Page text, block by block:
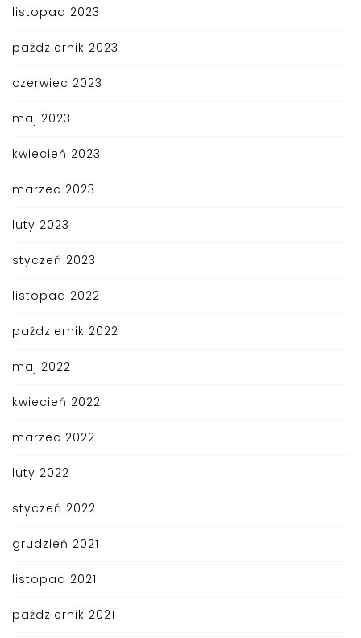
listopad 2023
październik 2023
czerwiec 2023
maj 2023
kwiecień 2023
marzec 2023
luty 2023
styczeń 2023
listopad 2022
październik 2022
maj 2022
kwiecień 2022
marzec 2022
luty 2022
styczeń 2022
grudzień 2021
listopad 2021
październik 2021